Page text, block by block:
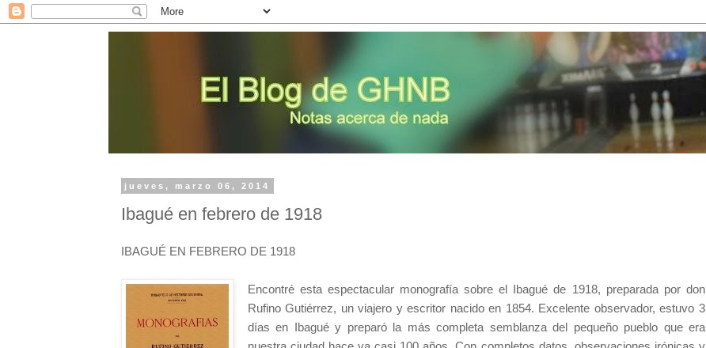
jueves, marzo 06, 2014
Ibagué en febrero de 1918
IBAGUÉ EN FEBRERO DE 1918
Encontré esta espectacular monografía sobre el Ibagué de 1918, preparada por don
Rufino Gutiérrez, un viajero y escritor nacido en 1854. Excelente observador, estuvo 3
días en Ibagué y preparó la más completa semblanza del pequeño pueblo que era